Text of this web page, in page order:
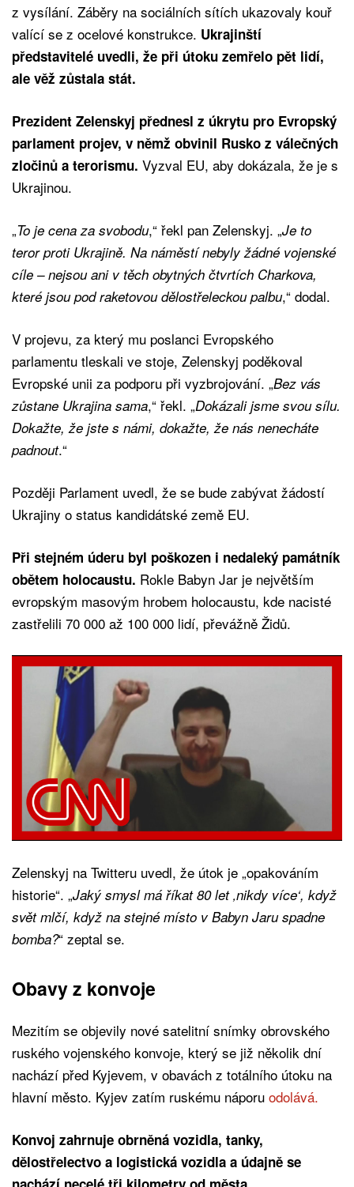
z vysílání. Záběry na sociálních sítích ukazovaly kouř
valící se z ocelové konstrukce. Ukrajinští
představitelé uvedli, že při útoku zemřelo pět lidí,
ale věž zůstala stát.
Prezident Zelenskyj přednesl z úkrytu pro Evropský
parlament projev, v němž obvinil Rusko z válečných
zločinů a terorismu. Vyzval EU, aby dokázala, že je s
Ukrajinou.
„To je cena za svobodu,“ řekl pan Zelenskyj. „Je to
teror proti Ukrajině. Na náměstí nebyly žádné vojenské
cíle – nejsou ani v těch obytných čtvrtích Charkova,
které jsou pod raketovou dělostřeleckou palbu,“ dodal.
V projevu, za který mu poslanci Evropského
parlamentu tleskali ve stoje, Zelenskyj poděkoval
Evropské unii za podporu při vyzbrojování. „Bez vás
zůstane Ukrajina sama,“ řekl. „Dokázali jsme svou sílu.
Dokažte, že jste s námi, dokažte, že nás nenecháte
padnout.“
Později Parlament uvedl, že se bude zabývat žádostí
Ukrajiny o status kandidátské země EU.
Při stejném úderu byl poškozen i nedaleký památník
obětem holocaustu. Rokle Babyn Jar je největším
evropským masovým hrobem holocaustu, kde nacisté
zastřelili 70 000 až 100 000 lidí, převážně Židů.
Zelenskyj na Twitteru uvedl, že útok je „opakováním
historie“. „Jaký smysl má říkat 80 let ‚nikdy více‘, když
svět mlčí, když na stejné místo v Babyn Jaru spadne
bomba?“ zeptal se.
Obavy z konvoje
Mezitím se objevily nové satelitní snímky obrovského
ruského vojenského konvoje, který se již několik dní
nachází před Kyjevem, v obavách z totálního útoku na
hlavní město. Kyjev zatím ruskému náporu odolává.
Konvoj zahrnuje obrněná vozidla, tanky,
dělostřelectvo a logistická vozidla a údajně se